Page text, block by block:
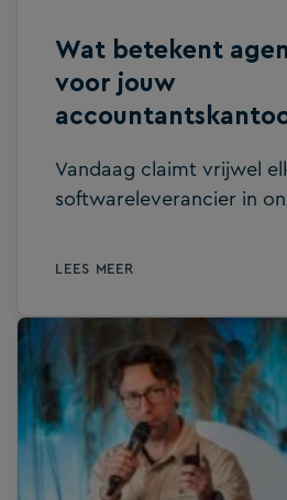
Wat betekent
voor jouw
Vandaag claimt vrijwel
softwareleverancier in
zijn, niet omdat ze een
oplossen. Daarom is het
precies te zijn: wat is
waarom is accountancy
het de grootste impact
AI-agent werkt voor jou
het al. AI-assistenten en
LEES MEER